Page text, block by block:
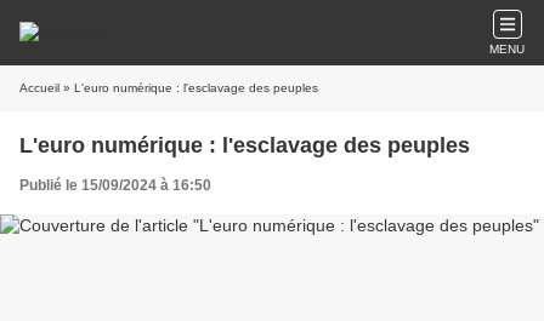
MENU
Accueil » L'euro numérique : l'esclavage des peuples
L'euro numérique : l'esclavage des peuples
Publié le 15/09/2024 à 16:50